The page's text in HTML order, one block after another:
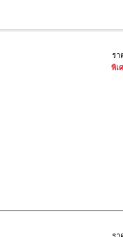
รา
พิเ